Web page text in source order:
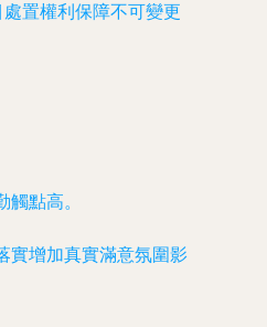
置權利保障不可變更
點高。
實增加真實滿意氛圍影